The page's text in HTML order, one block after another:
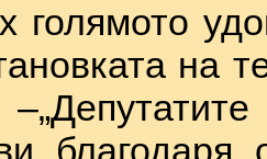
на
благодаря